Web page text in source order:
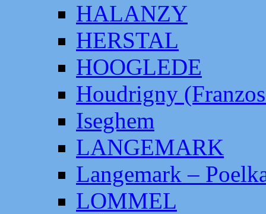
HALANZY
HERSTAL
HOOGLEDE
Houdrigny
Iseghem
LANGEMARK
Langemark –
LOMMEL